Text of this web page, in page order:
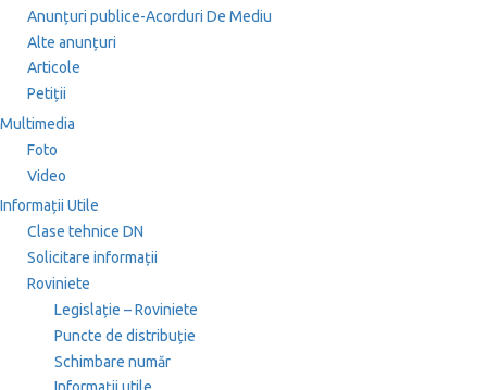
Anunțuri publice-Acorduri De Mediu
Alte anunțuri
Articole
Petiții
Multimedia
Foto
Video
Informații Utile
Clase tehnice DN
Solicitare informații
Roviniete
Legislație – Roviniete
Puncte de distribuție
Schimbare număr